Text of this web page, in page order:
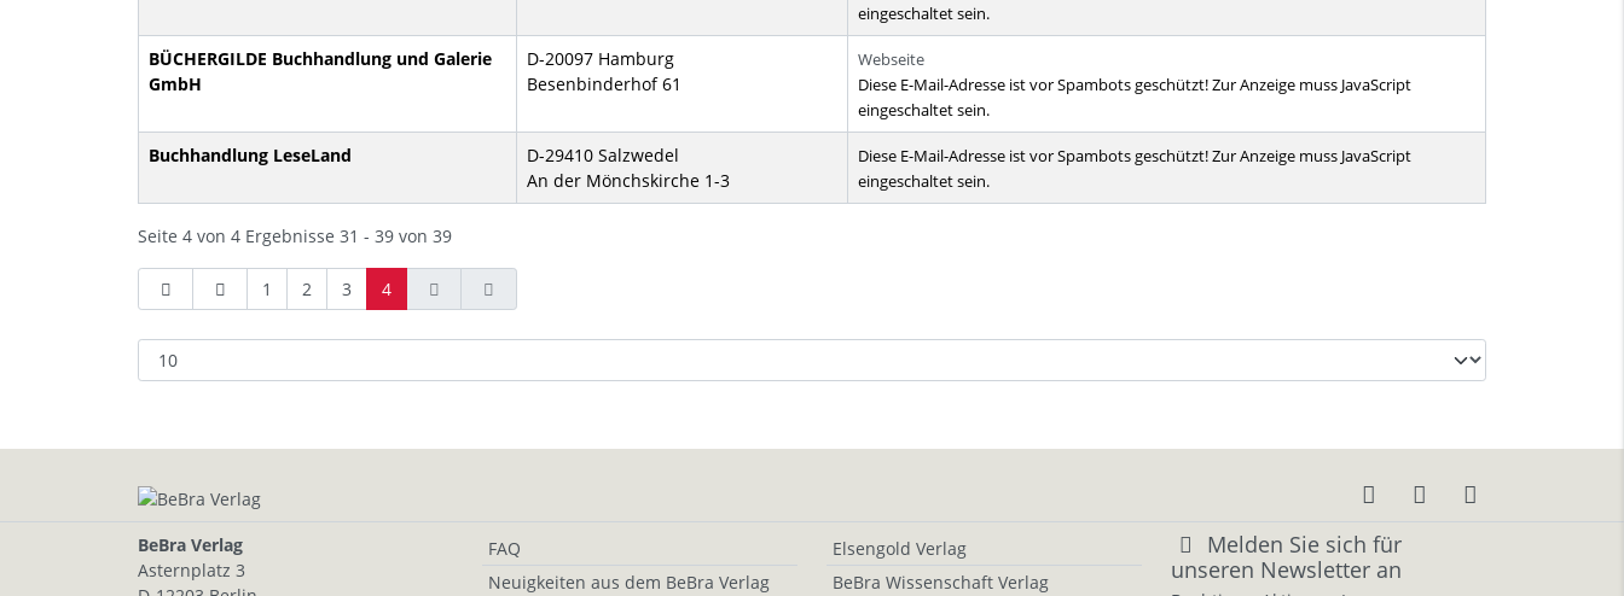
eingeschaltet sein.
BÜCHERGILDE Buchhandlung und Galerie
GmbH
D-20097 Hamburg
Besenbinderhof 61
Webseite
Diese E-Mail-Adresse ist vor Spambots geschützt! Zur Anzeige muss JavaScript
eingeschaltet sein.
Buchhandlung LeseLand
D-29410 Salzwedel
An der Mönchskirche 1-3
Diese E-Mail-Adresse ist vor Spambots geschützt! Zur Anzeige muss JavaScript
eingeschaltet sein.
Seite 4 von 4 Ergebnisse 31 - 39 von 39
1 2 3 4
BeBra Verlag
Asternplatz 3
FAQ
Neuigkeiten aus dem BeBra Verlag
Elsengold Verlag
BeBra Wissenschaft Verlag
Melden Sie sich für
unseren Newsletter an